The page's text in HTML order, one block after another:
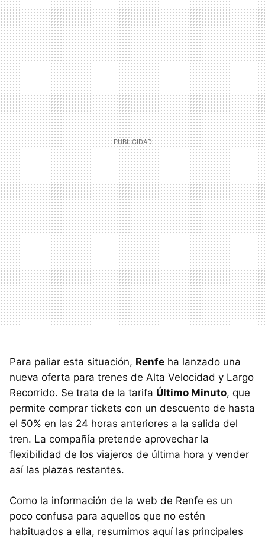
Para paliar esta situación, Renfe ha lanzado una
nueva oferta para trenes de Alta Velocidad y Largo
Recorrido. Se trata de la tarifa Último Minuto, que
permite comprar tickets con un descuento de hasta
el 50% en las 24 horas anteriores a la salida del
tren. La compañía pretende aprovechar la
flexibilidad de los viajeros de última hora y vender
así las plazas restantes.
Como la información de la web de Renfe es un
poco confusa para aquellos que no estén
habituados a ella, resumimos aquí las principales